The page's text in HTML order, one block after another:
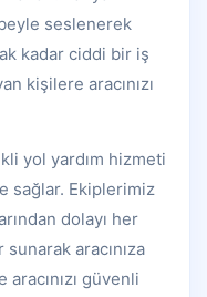
seslenerek
kadar ciddi bir iş
kişilere aracınızı
yol yardım hizmeti
sağlar. Ekiplerimiz
dolayı her
aracınıza
güvenli